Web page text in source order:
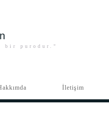
bir purodur."
İletişim